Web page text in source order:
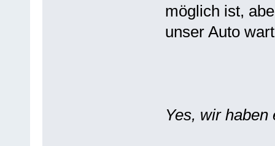
möglich ist,
unser Auto
Yes, wir haben